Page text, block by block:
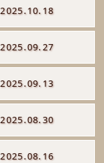
2025.10.18
2025.09.27
2025.09.13
2025.08.30
2025.08.16